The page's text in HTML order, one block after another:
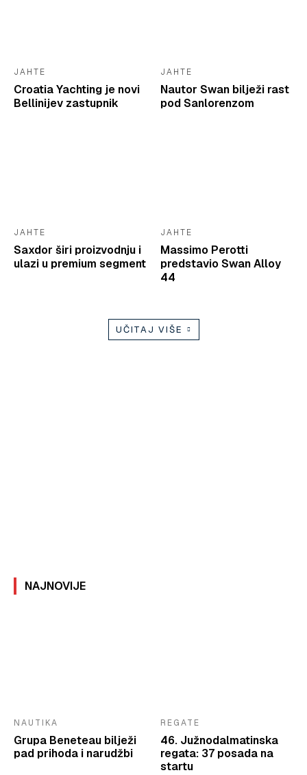
JAHTE
Croatia Yachting je novi
Bellinijev zastupnik
JAHTE
Nautor Swan bilježi rast
pod Sanlorenzom
JAHTE
Saxdor širi proizvodnju i
ulazi u premium segment
JAHTE
Massimo Perotti
predstavio Swan Alloy
44
UČITAJ VIŠE
NAJNOVIJE
NAUTIKA
Grupa Beneteau bilježi
pad prihoda i narudžbi
REGATE
46. Južnodalmatinska
regata: 37 posada na
startu